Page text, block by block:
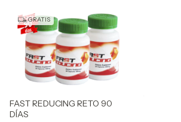
GRATIS
FAST REDUCING RETO 90
DÍAS